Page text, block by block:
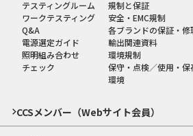
テスティングルーム
ワークテスティング
Q&A
電源選定ガイド
照明組み合わせ
チェック
規制と保証
安全・EMC規制
各ブランドの保証・修
輸出関連資料
環境規制
保守・点検／使用・保
環境
CCSメンバー（Webサイト会員）